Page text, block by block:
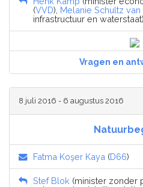
(VVD), Melanie Schultz van
infrastructuur en
Vragen en
8 juli 2016 - 6 augustus 2016
Fatma Koşer Kaya (D66)
Stef Blok (minister zonder